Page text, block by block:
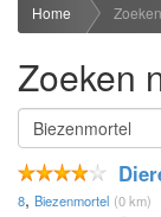
Home Zoeken
Zoeken
8, Biezenmortel (0 km)